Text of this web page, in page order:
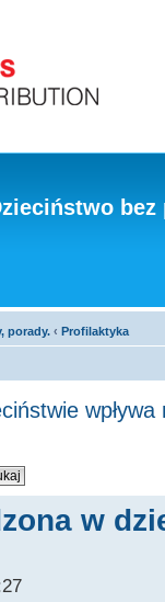
porady. ‹ Profilaktyka
wpływa
w